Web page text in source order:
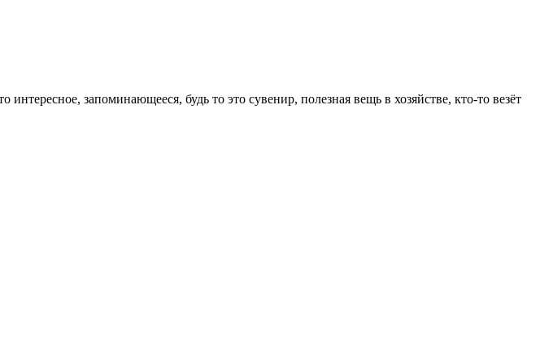
запоминающееся, будь то это сувенир, полезная вещь в хозяйстве, кто-то везёт